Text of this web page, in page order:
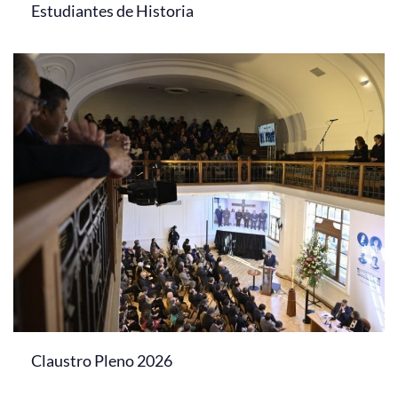
Estudiantes de Historia
Claustro Pleno 2026